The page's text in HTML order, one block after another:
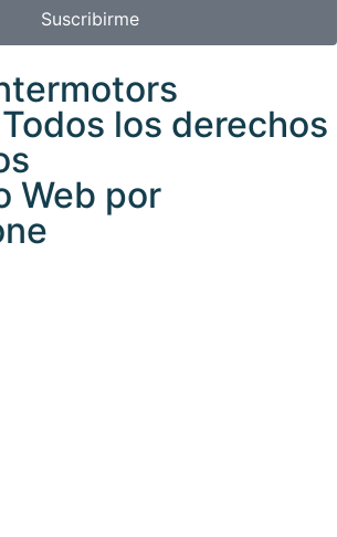
Suscribirme
los derechos
Web por